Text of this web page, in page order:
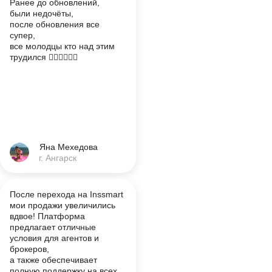
г. Ангарск
Яна Мехедова
Ранее до обновлений,
были недочёты,
после обновления все
супер,
все молодцы кто над этим
трудился 👍🏽👍🏽👍🏽
После перехода на Inssmart
мои продажи увеличились
вдвое! Платформа
предлагает отличные
условия для агентов и
брокеров,
а также обеспечивает